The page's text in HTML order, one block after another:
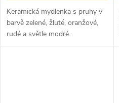
Keramická mydlenka s pruhy v
barvě zelené, žluté, oranžové,
rudé a světle modré.